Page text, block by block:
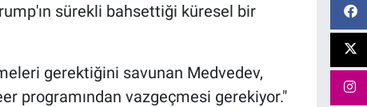
sürekli bahsettiği küresel bir
gerektiğini savunan Medvedev,
programından vazgeçmesi gerekiyor."